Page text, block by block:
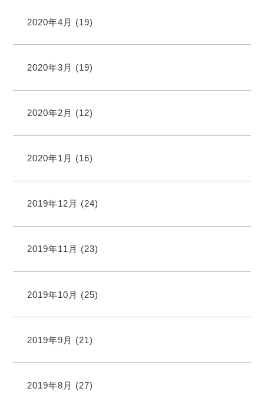
2020年4月 (19)
2020年3月 (19)
2020年2月 (12)
2020年1月 (16)
2019年12月 (24)
2019年11月 (23)
2019年10月 (25)
2019年9月 (21)
2019年8月 (27)